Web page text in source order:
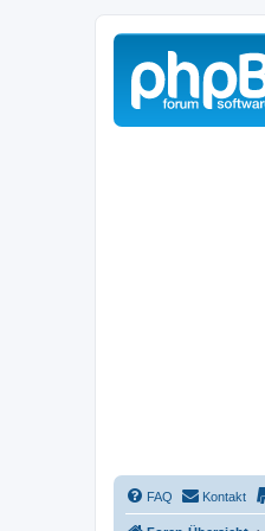
FAQ Kontakt